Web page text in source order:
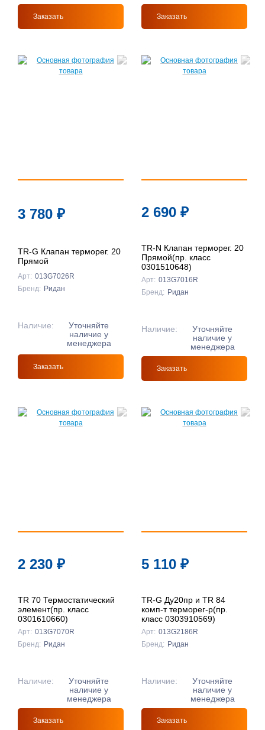
Заказать Заказать
3 780 ₽
TR-G Клапан терморег. 20
Прямой
Арт: 013G7026R
Бренд: Ридан
Наличие:
Уточняйте
наличие у
менеджера
Заказать
2 690 ₽
TR-N Клапан терморег. 20
Прямой(пр. класс
0301510648)
Арт: 013G7016R
Бренд: Ридан
Наличие:
Уточняйте
наличие у
менеджера
Заказать
2 230 ₽
TR 70 Термостатический
элемент(пр. класс
0301610660)
Арт: 013G7070R
Бренд: Ридан
Наличие:
Уточняйте
наличие у
менеджера
Заказать
5 110 ₽
TR-G Ду20пр и TR 84
комп-т терморег-р(пр.
класс 0303910569)
Арт: 013G2186R
Бренд: Ридан
Наличие:
Уточняйте
наличие у
менеджера
Заказать